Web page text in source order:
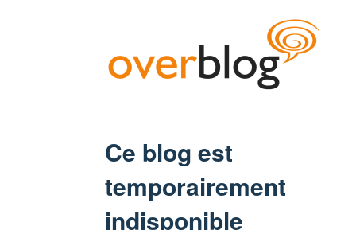
Ce blog est
temporairement
indisponible